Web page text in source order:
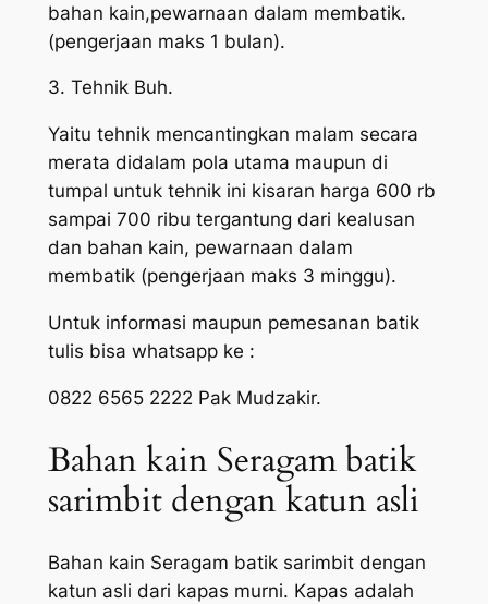
bahan kain,pewarnaan dalam membatik.
(pengerjaan maks 1 bulan).
3. Tehnik Buh.
Yaitu tehnik mencantingkan malam secara
merata didalam pola utama maupun di
tumpal untuk tehnik ini kisaran harga 600 rb
sampai 700 ribu tergantung dari kealusan
dan bahan kain, pewarnaan dalam
membatik (pengerjaan maks 3 minggu).
Untuk informasi maupun pemesanan batik
tulis bisa whatsapp ke :
0822 6565 2222 Pak Mudzakir.
Bahan kain Seragam batik
sarimbit dengan katun asli
Bahan kain Seragam batik sarimbit dengan
katun asli dari kapas murni. Kapas adalah